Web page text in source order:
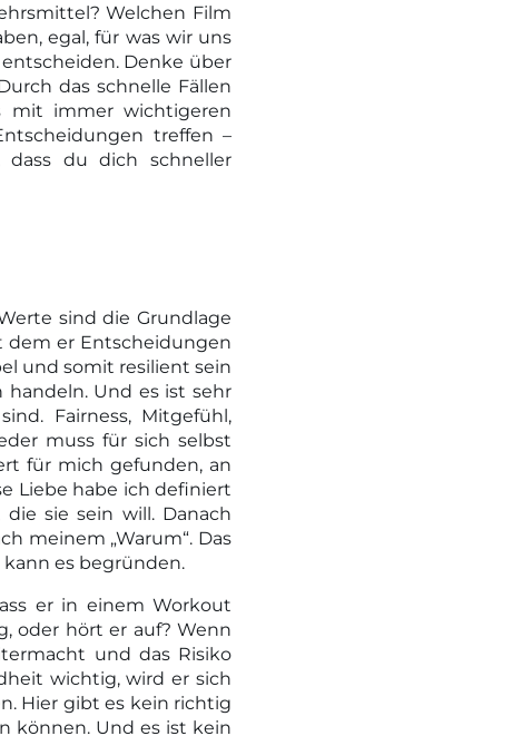
Welchen Film
egal, für was wir uns
Denke über
das schnelle Fällen
mit immer wichtigeren
treffen –
dass du dich schneller
sind die Grundlage
dem er Entscheidungen
und somit resilient sein
Und es ist sehr
Fairness, Mitgefühl,
muss für sich selbst
für mich gefunden, an
Liebe habe ich definiert
sie sein will. Danach
meinem „Warum“. Das
es begründen.
er in einem Workout
oder hört er auf? Wenn
und das Risiko
wichtig, wird er sich
Hier gibt es kein richtig
können. Und es ist kein